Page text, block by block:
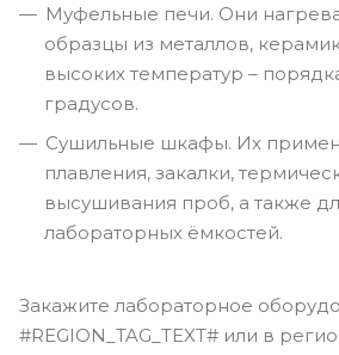
Муфельные печи. Они
образцы из металлов,
высоких температур –
градусов.
Сушильные шкафы. Их
плавления, закалки,
высушивания проб, а также
лабораторных ёмкостей.
Закажите лабораторное
#REGION_TAG_TEXT# или в